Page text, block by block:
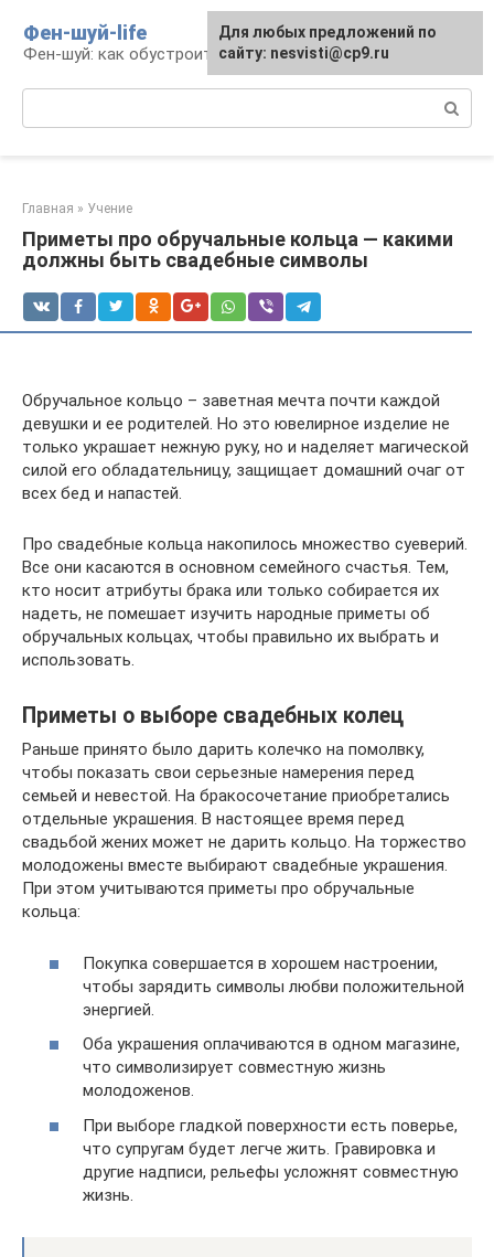
контенту
Фен-шуй-life
Фен-шуй: как обустроить свою жизнь
Главная » Учение
Приметы про обручальные кольца — какими
должны быть свадебные символы
Обручальное кольцо – заветная мечта почти каждой
девушки и ее родителей. Но это ювелирное изделие не
только украшает нежную руку, но и наделяет магической
силой его обладательницу, защищает домашний очаг от
всех бед и напастей.
Про свадебные кольца накопилось множество суеверий.
Все они касаются в основном семейного счастья. Тем,
кто носит атрибуты брака или только собирается их
надеть, не помешает изучить народные приметы об
обручальных кольцах, чтобы правильно их выбрать и
использовать.
Приметы о выборе свадебных колец
Раньше принято было дарить колечко на помолвку,
чтобы показать свои серьезные намерения перед
семьей и невестой. На бракосочетание приобретались
отдельные украшения. В настоящее время перед
свадьбой жених может не дарить кольцо. На торжество
молодожены вместе выбирают свадебные украшения.
При этом учитываются приметы про обручальные
кольца:
Покупка совершается в хорошем настроении,
чтобы зарядить символы любви положительной
энергией.
Оба украшения оплачиваются в одном магазине,
что символизирует совместную жизнь
молодоженов.
При выборе гладкой поверхности есть поверье,
что супругам будет легче жить. Гравировка и
другие надписи, рельефы усложнят совместную
жизнь.
Для любых предложений по
сайту: nesvisti@cp9.ru